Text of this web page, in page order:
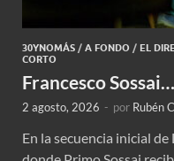
30YNOMÁS / A FONDO / EL
CORTO
Francesco
2 agosto, 2026 - por Rubén
En la secuencia inicial